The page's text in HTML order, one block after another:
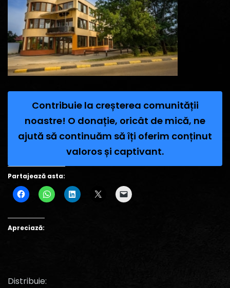
Contribuie la creșterea comunității
noastre! O donație, oricât de mică, ne
ajută să continuăm să îți oferim conținut
valoros și captivant.
Partajează asta:
Apreciază:
Distribuie: